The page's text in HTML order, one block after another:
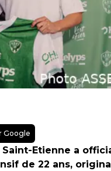
Google
Etienne a
de 22 ans,